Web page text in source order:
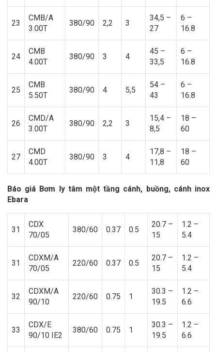
23
CMB/A
3.00T
380/90 2,2 3
34,5 –
27
6 –
16.8
24
CMB
4.00T
380/90 3 4
45 –
33,5
6 –
16.8
25
CMB
5.50T
380/90 4 5,5
54 –
43
6 –
16.8
26
CMD/A
3.00T
380/90 2,2 3
15,4 –
8,5
18 –
60
27
CMD
4.00T
380/90 3 4
17,8 –
11,8
18 –
60
Báo giá Bơm ly tâm một tầng cánh, buồng, cánh inox
Ebara
31
CDX
70/05
380/60 0.37 0.5
20.7 –
15
1.2 –
5.4
31
CDXM/A
70/05
220/60 0.37 0.5
20.7 –
15
1.2 –
5.4
32
CDXM/A
90/10
220/60 0.75 1
30.3 –
19.5
1.2 –
6.6
33
CDX/E
90/10 IE2
380/60 0.75 1
30.3 –
19.5
1.2 –
6.6